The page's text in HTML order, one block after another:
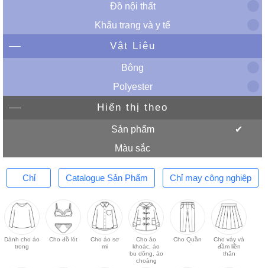
Đồ nội thất
Khẩu trang và y tế
Vật Liệu
Bông
Polyester
Hiển thị theo
Sản phẩm
Màu sắc
Chỉ Catalogue Sản Phẩm Chỉ may công nghiệp
Dành cho áo
trong
Cho đồ lót
Cho áo sơ
mi
Cho áo
khoác, áo
bu dông, áo
choàng
Cho Quần
Cho váy và
đầm liền
thân